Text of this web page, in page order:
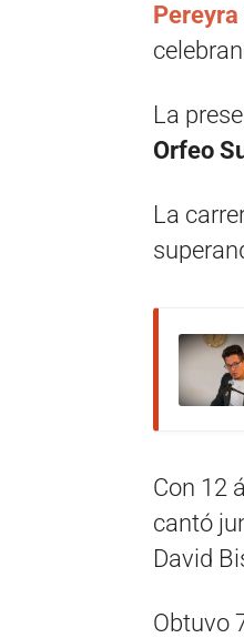
Pereyra
La
Orfeo
La
Con 12
cantó
David
Obtuvo